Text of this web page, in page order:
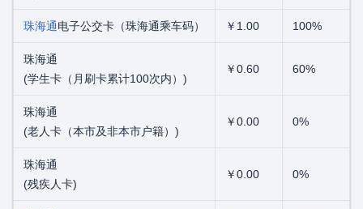
珠海通电子公交卡（珠海通乘车码） ￥1.00 100%
珠海通
(学生卡（月刷卡累计100次内）)
￥0.60 60%
珠海通
(老人卡（本市及非本市户籍）)
￥0.00 0%
珠海通
(残疾人卡)
￥0.00 0%